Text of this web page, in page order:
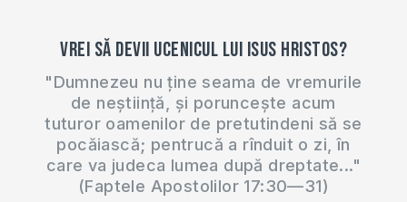
Vrei să devii ucenicul lui Isus Hristos?
"Dumnezeu nu ține seama de vremurile
de neștiință, și poruncește acum
tuturor oamenilor de pretutindeni să se
pocăiască; pentrucă a rînduit o zi, în
care va judeca lumea după dreptate..."
(Faptele Apostolilor 17:30—31)